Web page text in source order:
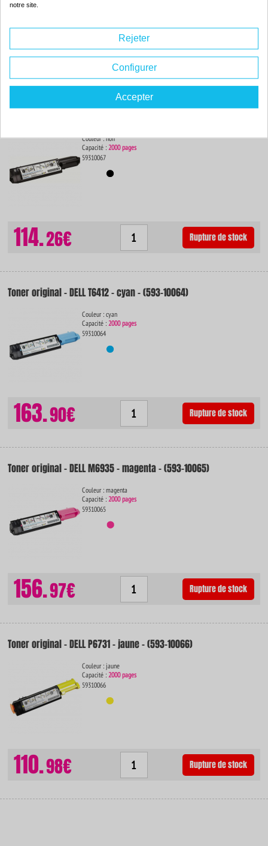
30.34€ Commander
Couleur : noir
Capacité :2000 pages
59310067
114.26€ Rupture de stock
Toner original - DELL T6412 - cyan - (593-10064)
Couleur : cyan
Capacité :2000 pages
59310064
163.90€ Rupture de stock
Toner original - DELL M6935 - magenta - (593-10065)
Couleur : magenta
Capacité :2000 pages
59310065
156.97€ Rupture de stock
Toner original - DELL P6731 - jaune - (593-10066)
Couleur : jaune
Capacité :2000 pages
59310066
110.98€ Rupture de stock
notre site.
Rejeter
Configurer
Accepter